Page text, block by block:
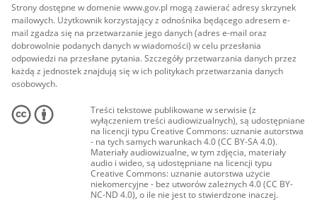
Strony dostępne w domenie www.gov.pl mogą zawierać adresy skrzynek
mailowych. Użytkownik korzystający z odnośnika będącego adresem e-
mail zgadza się na przetwarzanie jego danych (adres e-mail oraz
dobrowolnie podanych danych w wiadomości) w celu przesłania
odpowiedzi na przesłane pytania. Szczegóły przetwarzania danych przez
każdą z jednostek znajdują się w ich politykach przetwarzania danych
osobowych.
Treści tekstowe publikowane w serwisie (z
wyłączeniem treści audiowizualnych), są udostępniane
na licencji typu Creative Commons: uznanie autorstwa
- na tych samych warunkach 4.0 (CC BY-SA 4.0).
Materiały audiowizualne, w tym zdjęcia, materiały
audio i wideo, są udostępniane na licencji typu
Creative Commons: uznanie autorstwa użycie
niekomercyjne - bez utworów zależnych 4.0 (CC BY-
NC-ND 4.0), o ile nie jest to stwierdzone inaczej.